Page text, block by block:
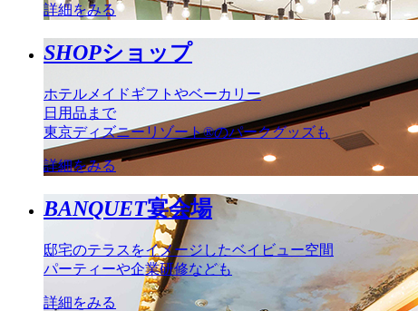
詳細をみる
SHOPショップ
ホテルメイドギフトやベーカリー
日用品まで
東京ディズニーリゾート®のパークグッズも
詳細をみる
BANQUET宴会場
邸宅のテラスをイメージしたベイビュー空間
パーティーや企業研修なども
詳細をみる